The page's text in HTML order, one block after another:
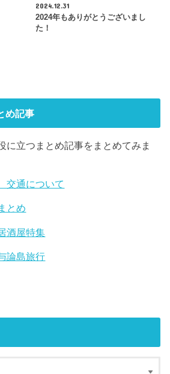
2024.12.31
2024年もありがとうございまし
た！
め記事
に立つまとめ記事をまとめてみま
交通について
とめ
酒屋特集
論島旅行